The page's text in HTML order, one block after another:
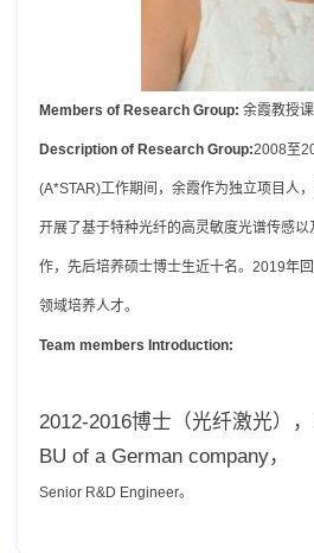
Members of Research Group: 余霞教授
Description of Research Group:2008至
(A*STAR)工作期间，余霞作为独立项目人
开展了基于特种光纤的高灵敏度光谱传感
作，先后培养硕士博士生近十名。2019年
领域培养人才。
Team members Introduction:
2012-2016博士（光纤激光）
BU of a German company，
Senior R&D Engineer。